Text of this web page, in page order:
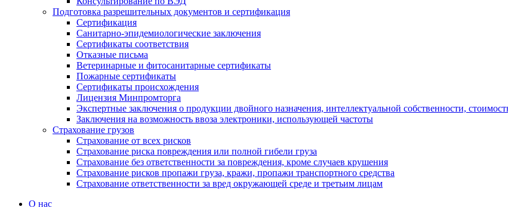
Подготовка разрешительных документов и сертификация
Сертификация
Санитарно-эпидемиологические заключения
Сертификаты соответствия
Отказные письма
Ветеринарные и фитосанитарные сертификаты
Пожарные сертификаты
Сертификаты происхождения
Лицензия Минпромторга
Экспертные заключения о продукции двойного назначения, интеллектуальной собственности,
Заключения на возможность ввоза электроники, использующей частоты
Страхование грузов
Страхование от всех рисков
Страхование риска повреждения или полной гибели груза
Страхование без ответственности за повреждения, кроме случаев крушения
Страхование рисков пропажи груза, кражи, пропажи транспортного средства
Страхование ответственности за вред окружающей среде и третьим лицам
О нас